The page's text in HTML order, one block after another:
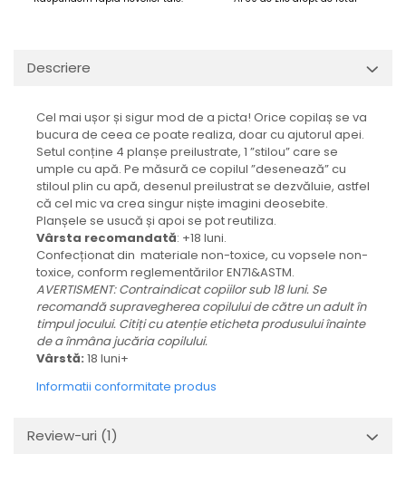
Descriere
Cel mai ușor și sigur mod de a picta! Orice copilaș se va
bucura de ceea ce poate realiza, doar cu ajutorul apei.
Setul conține 4 planșe preilustrate, 1 ”stilou” care se
umple cu apă. Pe măsură ce copilul ”desenează” cu
stiloul plin cu apă, desenul preilustrat se dezvăluie, astfel
că cel mic va crea singur niște imagini deosebite.
Planșele se usucă și apoi se pot reutiliza.
Vârsta recomandată: +18 luni.
Confecționat din materiale non-toxice, cu vopsele non-
toxice, conform reglementărilor EN71&ASTM.
AVERTISMENT: Contraindicat copiilor sub 18 luni. Se
recomandă supravegherea copilului de către un adult în
timpul jocului. Citiți cu atenție eticheta produsului înainte
de a înmâna jucăria copilului.
Vârstă: 18 luni+
Informatii conformitate produs
Review-uri (1)